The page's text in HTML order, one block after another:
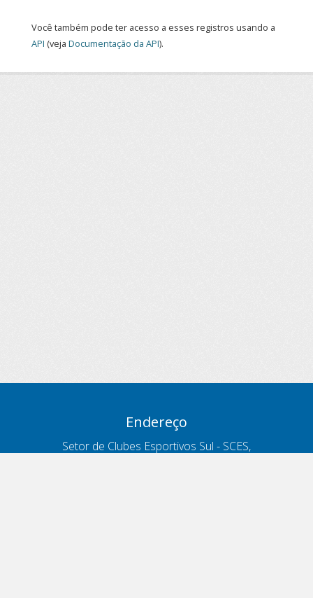
Você também pode ter acesso a esses registros usando a
API (veja Documentação da API).
Endereço
Setor de Clubes Esportivos Sul - SCES,